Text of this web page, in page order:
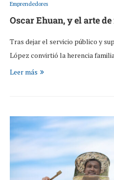
Emprendedores
Oscar Ehuan, y el arte
Tras dejar el servicio público y
López convirtió la herencia
Leer más